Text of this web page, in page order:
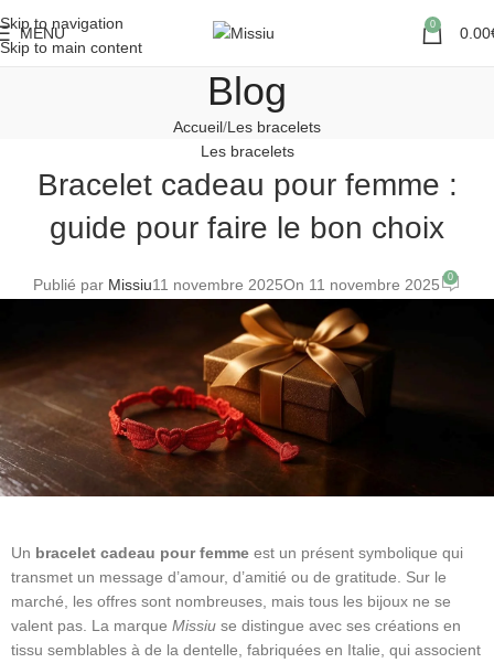
Skip to navigation
Skip to main content
MENU 0 0.00
Blog
Accueil Les bracelets
Les bracelets
Bracelet cadeau pour femme :
guide pour faire le bon choix
Publié par Missiu11 novembre 2025On 11 novembre 2025 0
Un bracelet cadeau pour femme est un présent symbolique qui
transmet un message d’amour, d’amitié ou de gratitude. Sur le
marché, les offres sont nombreuses, mais tous les bijoux ne se
valent pas. La marque Missiu se distingue avec ses créations en
tissu semblables à de la dentelle, fabriquées en Italie, qui associent